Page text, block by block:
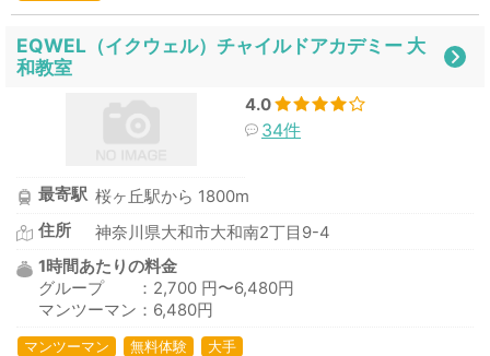
EQWEL（イクウェル）チャイルドアカデミー 大
和教室
4.0
34件
最寄駅 桜ヶ丘駅から 1800m
住所
神奈川県大和市大和南2丁目9-4
1時間あたりの料金
グループ ：2,700 円〜6,480円
マンツーマン：6,480円
マンツーマン 無料体験 大手